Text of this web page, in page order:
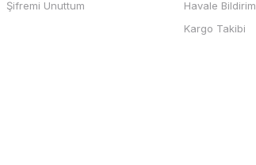
Şifremi Unuttum
Havale
Kargo Takibi